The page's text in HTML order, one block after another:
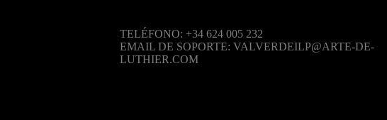
TELÉFONO: +34 624 005 232
EMAIL DE SOPORTE: VALVERDEILP@ARTE-DE-
LUTHIER.COM